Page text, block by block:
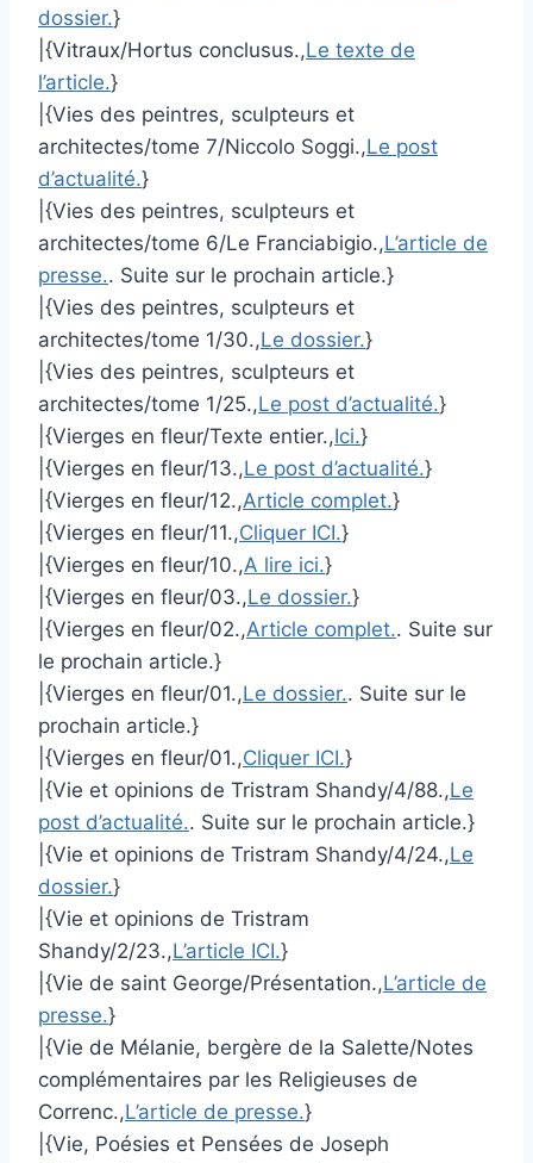
dossier.}
|{Vitraux/Hortus conclusus.,Le texte de
l’article.}
|{Vies des peintres, sculpteurs et
architectes/tome 7/Niccolo Soggi.,Le post
d’actualité.}
|{Vies des peintres, sculpteurs et
architectes/tome 6/Le Franciabigio.,L’article de
presse.. Suite sur le prochain article.}
|{Vies des peintres, sculpteurs et
architectes/tome 1/30.,Le dossier.}
|{Vies des peintres, sculpteurs et
architectes/tome 1/25.,Le post d’actualité.}
|{Vierges en fleur/Texte entier.,Ici.}
|{Vierges en fleur/13.,Le post d’actualité.}
|{Vierges en fleur/12.,Article complet.}
|{Vierges en fleur/11.,Cliquer ICI.}
|{Vierges en fleur/10.,A lire ici.}
|{Vierges en fleur/03.,Le dossier.}
|{Vierges en fleur/02.,Article complet.. Suite sur
le prochain article.}
|{Vierges en fleur/01.,Le dossier.. Suite sur le
prochain article.}
|{Vierges en fleur/01.,Cliquer ICI.}
|{Vie et opinions de Tristram Shandy/4/88.,Le
post d’actualité.. Suite sur le prochain article.}
|{Vie et opinions de Tristram Shandy/4/24.,Le
dossier.}
|{Vie et opinions de Tristram
Shandy/2/23.,L’article ICI.}
|{Vie de saint George/Présentation.,L’article de
presse.}
|{Vie de Mélanie, bergère de la Salette/Notes
complémentaires par les Religieuses de
Correnc.,L’article de presse.}
|{Vie, Poésies et Pensées de Joseph